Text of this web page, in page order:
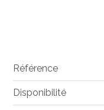
Référence
Disponibilité